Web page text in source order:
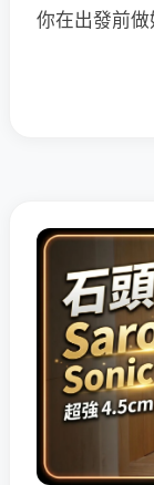
你在出發前做